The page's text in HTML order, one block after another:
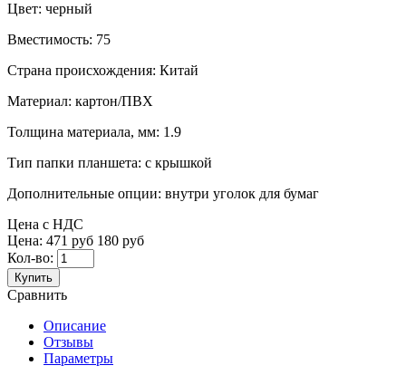
Цвет: черный
Вместимость: 75
Страна происхождения: Китай
Материал: картон/ПВХ
Толщина материала, мм: 1.9
Тип папки планшета: с крышкой
Дополнительные опции: внутри уголок для бумаг
Цена с НДС
Цена: 471 руб 180 руб
Кол-во:
Купить
Сравнить
Описание
Отзывы
Параметры